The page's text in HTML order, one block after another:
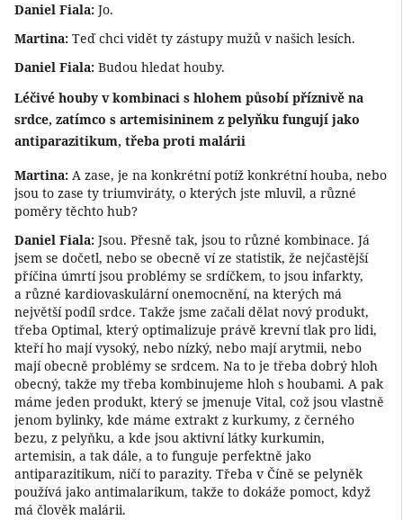
Daniel Fiala: Jo.
Martina: Teď chci vidět ty zástupy mužů v našich lesích.
Daniel Fiala: Budou hledat houby.
Léčivé houby v kombinaci s hlohem působí příznivě na
srdce, zatímco s artemisininem z pelyňku fungují jako
antiparazitikum, třeba proti malárii
Martina: A zase, je na konkrétní potíž konkrétní houba, nebo
jsou to zase ty triumviráty, o kterých jste mluvil, a různé
poměry těchto hub?
Daniel Fiala: Jsou. Přesně tak, jsou to různé kombinace. Já
jsem se dočetl, nebo se obecně ví ze statistik, že nejčastější
příčina úmrtí jsou problémy se srdíčkem, to jsou infarkty,
a různé kardiovaskulární onemocnění, na kterých má
největší podíl srdce. Takže jsme začali dělat nový produkt,
třeba Optimal, který optimalizuje právě krevní tlak pro lidi,
kteří ho mají vysoký, nebo nízký, nebo mají arytmii, nebo
mají obecně problémy se srdcem. Na to je třeba dobrý hloh
obecný, takže my třeba kombinujeme hloh s houbami. A pak
máme jeden produkt, který se jmenuje Vital, což jsou vlastně
jenom bylinky, kde máme extrakt z kurkumy, z černého
bezu, z pelyňku, a kde jsou aktivní látky kurkumin,
artemisin, a tak dále, a to funguje perfektně jako
antiparazitikum, ničí to parazity. Třeba v Číně se pelyněk
používá jako antimalarikum, takže to dokáže pomoct, když
má člověk malárii.